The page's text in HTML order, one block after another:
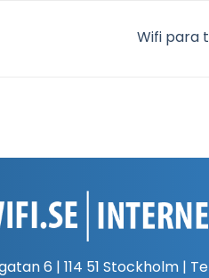
Wifi para
6 | 114 51 Stockholm |